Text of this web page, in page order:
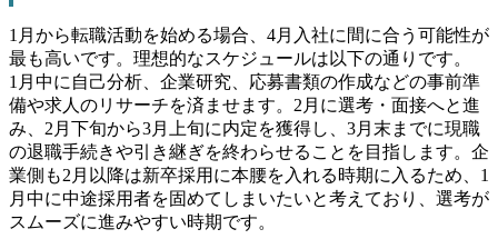
1月から転職活動を始める場合、4月入社に間に合う可能性が
最も高いです。理想的なスケジュールは以下の通りです。
1月中に自己分析、企業研究、応募書類の作成などの事前準
備や求人のリサーチを済ませます。2月に選考・面接へと進
み、2月下旬から3月上旬に内定を獲得し、3月末までに現職
の退職手続きや引き継ぎを終わらせることを目指します。企
業側も2月以降は新卒採用に本腰を入れる時期に入るため、1
月中に中途採用者を固めてしまいたいと考えており、選考が
スムーズに進みやすい時期です。